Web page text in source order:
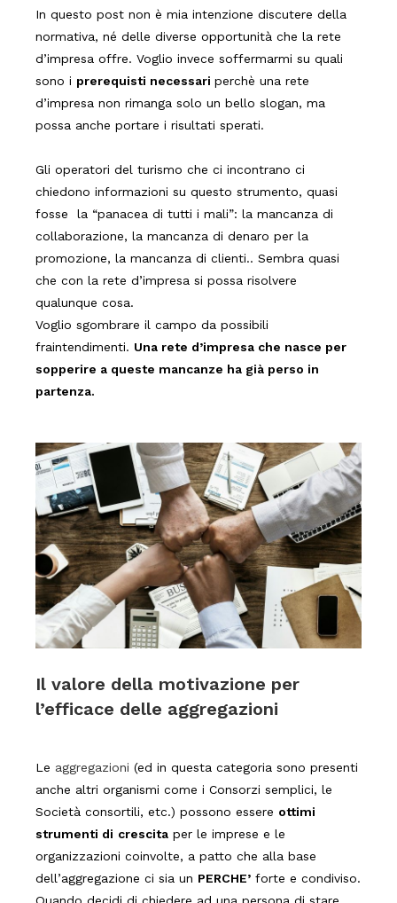
In questo post non è mia intenzione discutere della
normativa, né delle diverse opportunità che la rete
d’impresa offre. Voglio invece soffermarmi su quali
sono i prerequisti necessari perchè una rete
d’impresa non rimanga solo un bello slogan, ma
possa anche portare i risultati sperati.
Gli operatori del turismo che ci incontrano ci
chiedono informazioni su questo strumento, quasi
fosse la “panacea di tutti i mali”: la mancanza di
collaborazione, la mancanza di denaro per la
promozione, la mancanza di clienti.. Sembra quasi
che con la rete d’impresa si possa risolvere
qualunque cosa.
Voglio sgombrare il campo da possibili
fraintendimenti. Una rete d’impresa che nasce per
sopperire a queste mancanze ha già perso in
partenza.
Il valore della motivazione per
l’efficace delle aggregazioni
Le aggregazioni (ed in questa categoria sono presenti
anche altri organismi come i Consorzi semplici, le
Società consortili, etc.) possono essere ottimi
strumenti di crescita per le imprese e le
organizzazioni coinvolte, a patto che alla base
dell’aggregazione ci sia un PERCHE’ forte e condiviso.